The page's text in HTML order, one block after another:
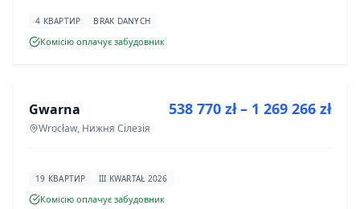
4 КВАРТИР BRAK DANYCH
Комісію оплачує забудовник
ІНВЕСТИЦІЯ
Gwarna
Wrocław, Нижня Сілезія
538 770 zł – 1 269 266 zł
19 КВАРТИР III KWARTAŁ 2026
Комісію оплачує забудовник